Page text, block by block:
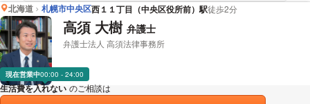
北海道 札幌市中央区西１１丁目（中央区役所前）駅徒歩2分
高須 大樹 弁護士
弁護士法人 高須法律事務所
現在営業中00:00 - 24:00
生活費を入れない のご相談は